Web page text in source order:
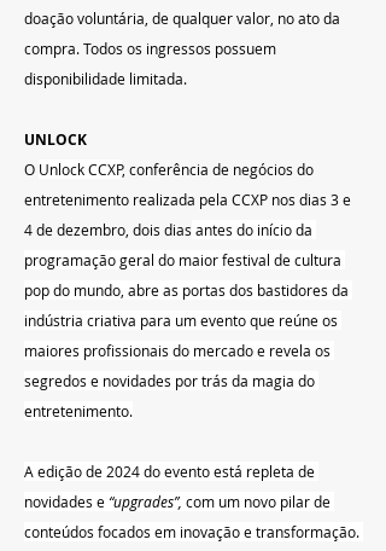
doação voluntária, de qualquer valor, no ato da
compra. Todos os ingressos possuem
disponibilidade limitada.
UNLOCK
O Unlock CCXP, conferência de negócios do
entretenimento realizada pela CCXP nos dias 3 e
4 de dezembro, dois dias antes do início da
programação geral do maior festival de cultura
pop do mundo, abre as portas dos bastidores da
indústria criativa para um evento que reúne os
maiores profissionais do mercado e revela os
segredos e novidades por trás da magia do
entretenimento.
A edição de 2024 do evento está repleta de
novidades e “upgrades”, com um novo pilar de
conteúdos focados em inovação e transformação.